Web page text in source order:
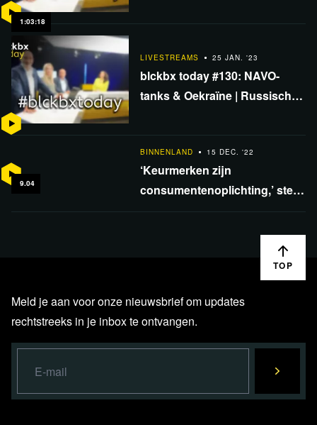
1:03:18
LIVESTREAMS 25 JAN. '23
blckbx today #130: NAVO-
tanks & Oekraïne | Russisch
9.04
BINNENLAND 15 DEC. '22
‘Keurmerken zijn
consumentenoplichting,’ stelt
TOP
Meld je aan voor onze nieuwsbrief om updates
rechtstreeks in je inbox te ontvangen.